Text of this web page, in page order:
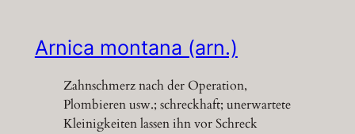
Arnica montana (arn.)
Zahnschmerz nach der Operation,
Plombieren usw.; schreckhaft; unerwartete
Kleinigkeiten lassen ihn vor Schreck